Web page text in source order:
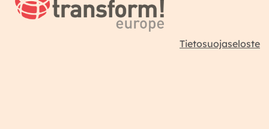
Tietosuojaseloste